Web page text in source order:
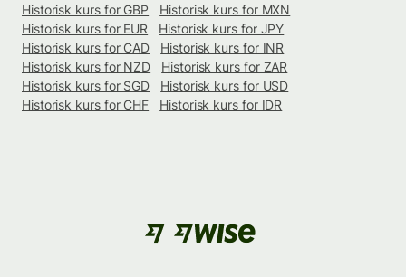
Historisk kurs for GBP
Historisk kurs for MXN
Historisk kurs for EUR
Historisk kurs for JPY
Historisk kurs for CAD
Historisk kurs for INR
Historisk kurs for NZD
Historisk kurs for ZAR
Historisk kurs for SGD
Historisk kurs for USD
Historisk kurs for CHF
Historisk kurs for IDR